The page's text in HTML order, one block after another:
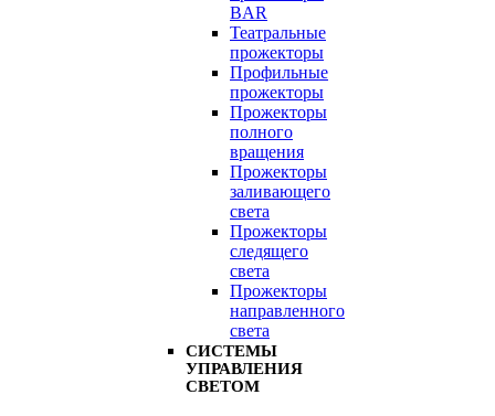
BAR
Театральные
прожекторы
Профильные
прожекторы
Прожекторы
полного
вращения
Прожекторы
заливающего
света
Прожекторы
следящего
света
Прожекторы
направленного
света
СИСТЕМЫ
УПРАВЛЕНИЯ
СВЕТОМ